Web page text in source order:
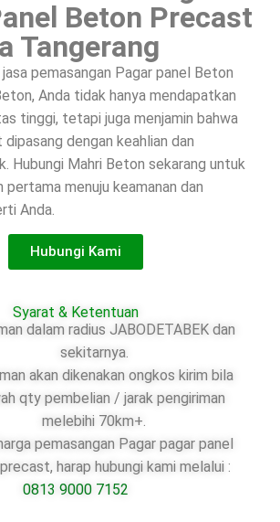
Beton Precast
Tangerang
pemasangan Pagar panel Beton
Anda tidak hanya mendapatkan
tinggi, tetapi juga menjamin bahwa
dengan keahlian dan
Hubungi Mahri Beton sekarang untuk
pertama menuju keamanan dan
Anda.
Hubungi Kami
Syarat & Ketentuan
dalam radius JABODETABEK dan
sekitarnya.
akan dikenakan ongkos kirim bila
qty pembelian / jarak pengiriman
melebihi 70km+.
pemasangan Pagar pagar panel
harap hubungi kami melalui :
0813 9000 7152